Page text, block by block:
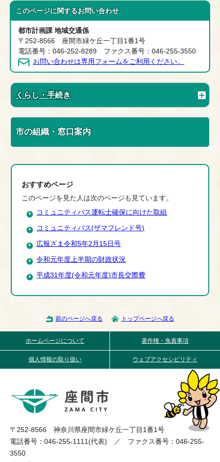
このページに関するお問い合わせ
都市計画課 地域交通係
〒252-8566 座間市緑ケ丘一丁目1番1号
電話番号：046-252-8289 ファクス番号：046-255-3550
お問い合わせは専用フォームをご利用ください。
くらし・手続き
市の組織・窓口案内
おすすめページ
このページを見た人は次のページも見ています。
コミュニティバス運転士確保に向けた取組
コミュニティバス(ザマフレンド号)
広報ざま令和5年2月15日号
令和元年度上半期の財政状況
平成31年度(令和元年度)市長交際費
前のページへ戻る トップページへ戻る
ホームページについて 著作権・免責事項
個人情報の取り扱い ウェブアクセシビリティ
〒252-8566 神奈川県座間市緑ケ丘一丁目1番1号
電話番号：046-255-1111(代表) ／ ファクス番号：046-255-
3550